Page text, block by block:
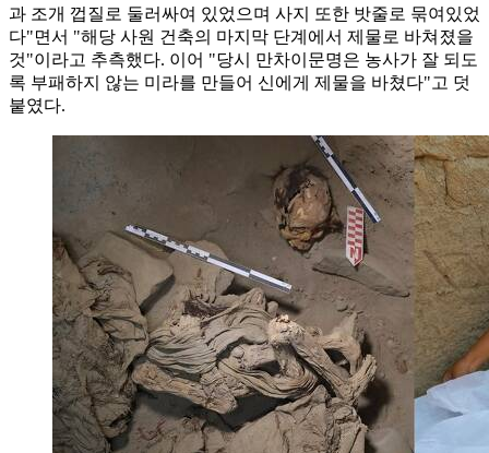
과 조개 껍질로 둘러싸여 있었으며 사지 또한 밧줄로 묶여있었
다"면서 "해당 사원 건축의 마지막 단계에서 제물로 바쳐졌을
것"이라고 추측했다. 이어 "당시 만차이문명은 농사가 잘 되도
록 부패하지 않는 미라를 만들어 신에게 제물을 바쳤다"고 덧
붙였다.